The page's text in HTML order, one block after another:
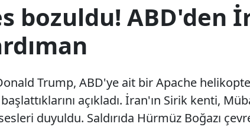
bozuldu! ABD'den
Trump, ABD'ye ait bir Apache
açıkladı. İran'ın Sirik kenti,
duyuldu. Saldırıda Hürmüz Boğazı